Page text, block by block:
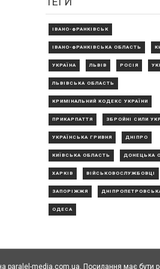
ІВАНО-ФРАНКІВСЬК
ІВАНО-ФРАНКІВСЬКА ОБЛАСТЬ
УКРАЇНА ЛЬВІВ РОСІЯ
ЛЬВІВСЬКА ОБЛАСТЬ
КРИМІНАЛЬНИЙ КОДЕКС УКРАЇНИ
ПРИКАРПАТТЯ ЗБРОЙНІ СИЛИ
УКРАЇНСЬКА ГРИВНЯ ДНІПРО
КИЇВСЬКА ОБЛАСТЬ ДОНЕЦЬКА
ХАРКІВ ВІЙСЬКОВОСЛУЖБОВЦІ
ЗАПОРІЖЖЯ
ОДЕСА
paralel-media.com.ua. Посилання має бути